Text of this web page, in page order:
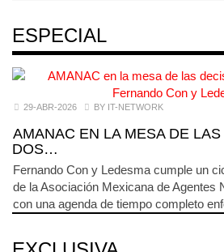
ESPECIAL
29-ABR-2026 BY IT-NETWORK
AMANAC EN LA MESA DE
DOS…
Fernando Con y Ledesma cumple un
de la Asociación Mexicana de Agentes
con una agenda de tiempo completo